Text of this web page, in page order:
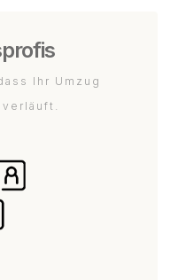
Ihr Umzug